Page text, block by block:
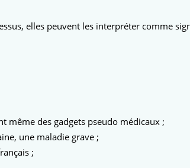
elles peuvent les interpréter comme
même des gadgets pseudo médicaux ;
une maladie grave ;
;